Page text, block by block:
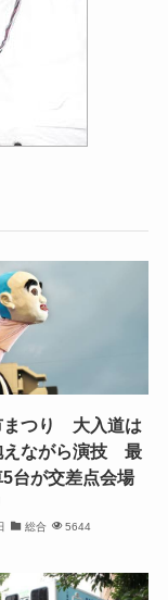
まつり 大入道は
えながら演技 最
台が交差点会場
総合 5644